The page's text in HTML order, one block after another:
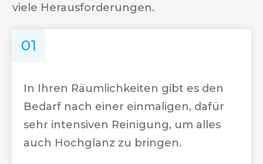
viele Herausforderungen.
01
In Ihren Räumlichkeiten gibt es den
Bedarf nach einer einmaligen, dafür
sehr intensiven Reinigung, um alles
auch Hochglanz zu bringen.